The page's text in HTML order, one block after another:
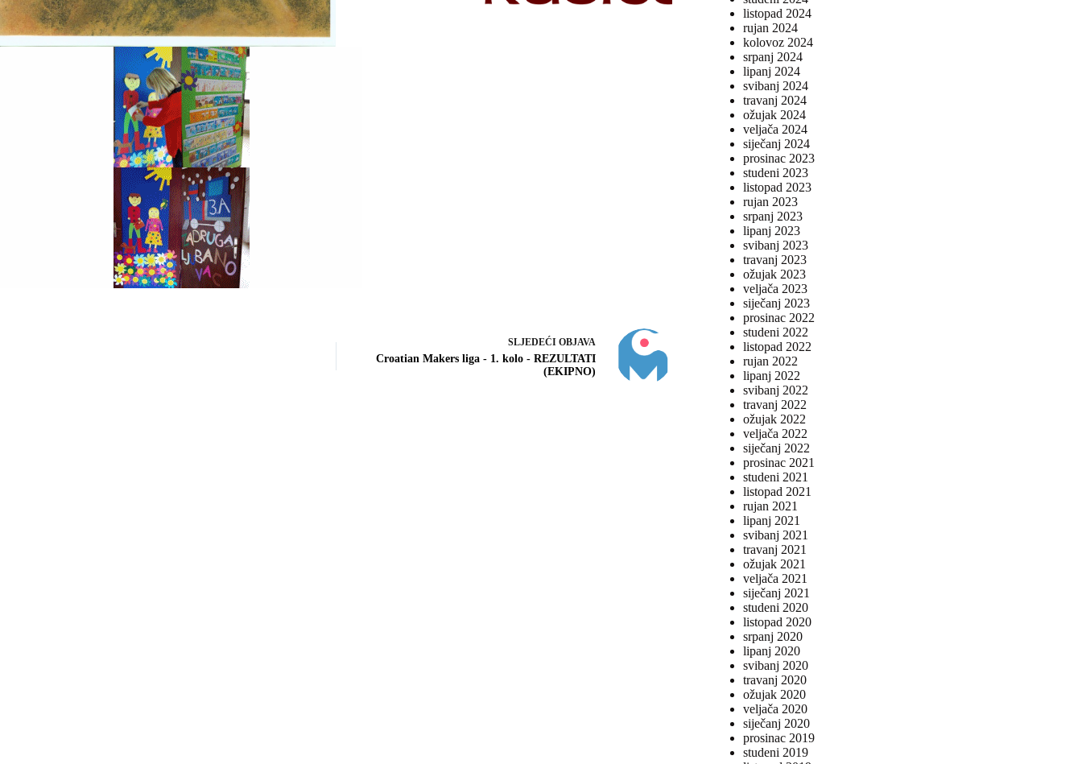
SLJEDEĆI OBJAVA
Croatian Makers liga - 1. kolo - REZULTATI
(EKIPNO)
listopad 2024
rujan 2024
kolovoz 2024
srpanj 2024
lipanj 2024
svibanj 2024
travanj 2024
ožujak 2024
veljača 2024
siječanj 2024
prosinac 2023
studeni 2023
listopad 2023
rujan 2023
srpanj 2023
lipanj 2023
svibanj 2023
travanj 2023
ožujak 2023
veljača 2023
siječanj 2023
prosinac 2022
studeni 2022
listopad 2022
rujan 2022
lipanj 2022
svibanj 2022
travanj 2022
ožujak 2022
veljača 2022
siječanj 2022
prosinac 2021
studeni 2021
listopad 2021
rujan 2021
lipanj 2021
svibanj 2021
travanj 2021
ožujak 2021
veljača 2021
siječanj 2021
studeni 2020
listopad 2020
srpanj 2020
lipanj 2020
svibanj 2020
travanj 2020
ožujak 2020
veljača 2020
siječanj 2020
prosinac 2019
studeni 2019